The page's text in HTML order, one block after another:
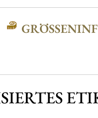
GRÖSSENINFO